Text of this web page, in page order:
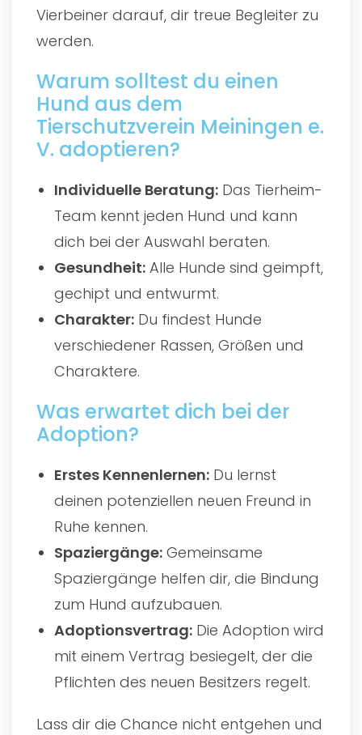
Vierbeiner darauf, dir treue Begleiter zu
werden.
Warum solltest du einen
Hund aus dem
Tierschutzverein Meiningen e.
V. adoptieren?
Individuelle Beratung: Das Tierheim-
Team kennt jeden Hund und kann
dich bei der Auswahl beraten.
Gesundheit: Alle Hunde sind geimpft,
gechipt und entwurmt.
Charakter: Du findest Hunde
verschiedener Rassen, Größen und
Charaktere.
Was erwartet dich bei der
Adoption?
Erstes Kennenlernen: Du lernst
deinen potenziellen neuen Freund in
Ruhe kennen.
Spaziergänge: Gemeinsame
Spaziergänge helfen dir, die Bindung
zum Hund aufzubauen.
Adoptionsvertrag: Die Adoption wird
mit einem Vertrag besiegelt, der die
Pflichten des neuen Besitzers regelt.
Lass dir die Chance nicht entgehen und